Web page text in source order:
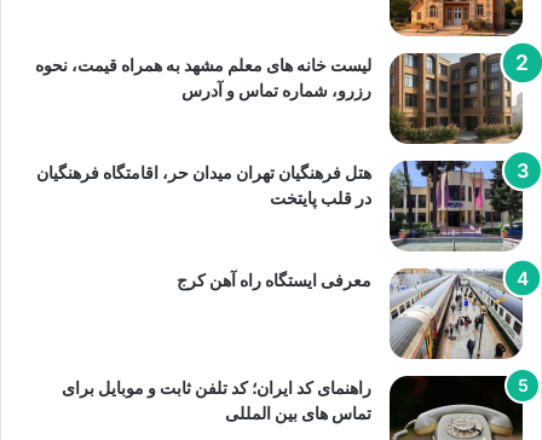
لیست خانه های معلم مشهد به همراه قیمت، نحوه
رزرو، شماره تماس و آدرس
هتل فرهنگیان تهران میدان حر، اقامتگاه فرهنگیان
در قلب پایتخت
معرفی ایستگاه راه آهن کرج
راهنمای کد ایران؛ کد تلفن ثابت و موبایل برای
تماس های بین المللی